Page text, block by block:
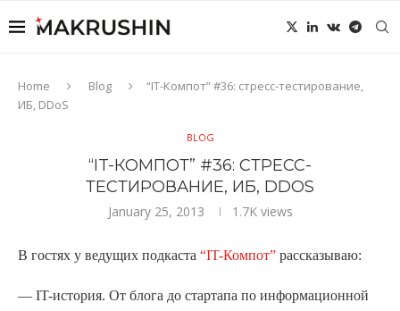
Home Blog
“IT-Компот” #36: стресс-тестирование,
ИБ, DDoS
BLOG
“IT-КОМПОТ” #36: СТРЕСС-
ТЕСТИРОВАНИЕ, ИБ, DDOS
January 25, 2013 1.7Kviews
В гостях у ведущих подкаста “IT-Компот” рассказываю:
— IT-история. От блога до стартапа по информационной